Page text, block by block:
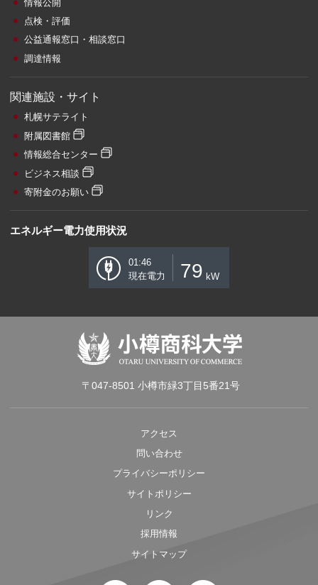
情報公開
点検・評価
公益通報窓口・相談窓口
調達情報
関連施設・サイト
札幌サテライト
附属図書館
情報総合センター
ビジネス相談
寄附金のお願い
エネルギー電力使用状況
01:46
現在電力
79 kW
〒047-8501 小樽市緑3丁目5番21号
アクセス
問い合わせ
プライバシーポリシー
サイトポリシー
リンク
採用情報
サイトマップ